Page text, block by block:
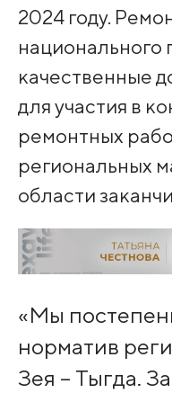
2024 году.
национального
качественные
для участия в
ремонтных
региональных
области
«Мы
норматив
Зея – Тыгда.